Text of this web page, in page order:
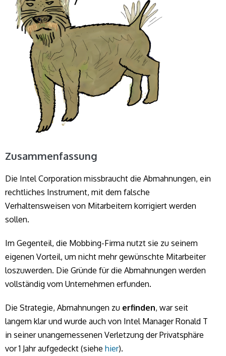
Zusammenfassung
Die Intel Corporation missbraucht die Abmahnungen, ein
rechtliches Instrument, mit dem falsche
Verhaltensweisen von Mitarbeitern korrigiert werden
sollen.
Im Gegenteil, die Mobbing-Firma nutzt sie zu seinem
eigenen Vorteil, um nicht mehr gewünschte Mitarbeiter
loszuwerden. Die Gründe für die Abmahnungen werden
vollständig vom Unternehmen erfunden.
Die Strategie, Abmahnungen zu erfinden, war seit
langem klar und wurde auch von Intel Manager Ronald T
in seiner unangemessenen Verletzung der Privatsphäre
vor 1 Jahr aufgedeckt (siehe hier).